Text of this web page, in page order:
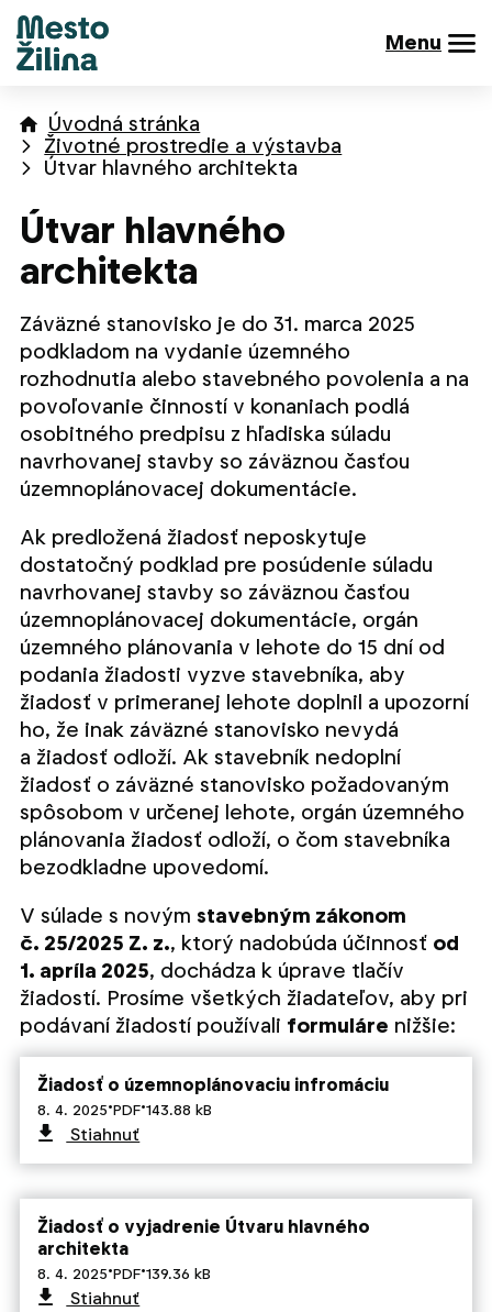
Menu
Úvodná stránka
Životné prostredie a výstavba
Útvar hlavného architekta
Útvar hlavného
architekta
Záväzné stanovisko je do 31. marca 2025
podkladom na vydanie územného
rozhodnutia alebo stavebného povolenia a na
povoľovanie činností v konaniach podlá
osobitného predpisu z hľadiska súladu
navrhovanej stavby so záväznou časťou
územnoplánovacej dokumentácie.
Ak predložená žiadosť neposkytuje
dostatočný podklad pre posúdenie súladu
navrhovanej stavby so záväznou časťou
územnoplánovacej dokumentácie, orgán
územného plánovania v lehote do 15 dní od
podania žiadosti vyzve stavebníka, aby
žiadosť v primeranej lehote doplnil a upozorní
ho, že inak záväzné stanovisko nevydá
a žiadosť odloží. Ak stavebník nedoplní
žiadosť o záväzné stanovisko požadovaným
spôsobom v určenej lehote, orgán územného
plánovania žiadosť odloží, o čom stavebníka
bezodkladne upovedomí.
V súlade s novým stavebným zákonom
č. 25/2025 Z. z., ktorý nadobúda účinnosť od
1. apríla 2025, dochádza k úprave tlačív
žiadostí. Prosíme všetkých žiadateľov, aby pri
podávaní žiadostí používali formuláre nižšie:
Žiadosť o územnoplánovaciu infromáciu
8. 4. 2025·PDF·143.88 kB
Stiahnuť
Žiadosť o vyjadrenie Útvaru hlavného
architekta
8. 4. 2025·PDF·139.36 kB
Stiahnuť